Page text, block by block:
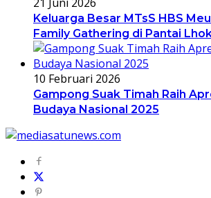
Keluarga Besar MTsS HBS
Family Gathering di Pantai
10 Februari 2026
Gampong Suak Timah Raih
Budaya Nasional 2025